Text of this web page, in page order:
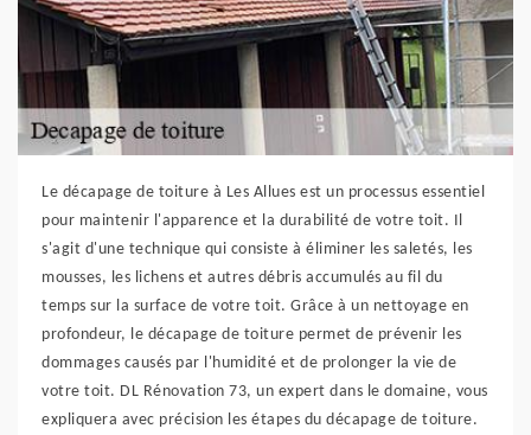
Le décapage de toiture à Les Allues est un processus essentiel
pour maintenir l'apparence et la durabilité de votre toit. Il
s'agit d'une technique qui consiste à éliminer les saletés, les
mousses, les lichens et autres débris accumulés au fil du
temps sur la surface de votre toit. Grâce à un nettoyage en
profondeur, le décapage de toiture permet de prévenir les
dommages causés par l'humidité et de prolonger la vie de
votre toit. DL Rénovation 73, un expert dans le domaine, vous
expliquera avec précision les étapes du décapage de toiture.